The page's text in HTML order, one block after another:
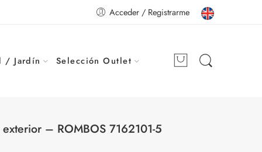
Acceder / Registrarme
/ Jardín Selección Outlet
– ROMBOS 7162101-5